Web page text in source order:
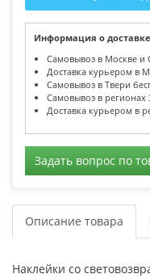
Информация о доставке
Самовывоз в Москве и
Доставка курьером в
Самовывоз в Твери
Самовывоз в регионах
Доставка курьером в
Задать вопрос по
Описание товара
Наклейки со